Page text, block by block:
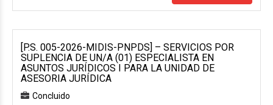
[P.S. 005-2026-MIDIS-PNPDS] – SERVICIOS POR
SUPLENCIA DE UN/A (01) ESPECIALISTA EN
ASUNTOS JURÍDICOS I PARA LA UNIDAD DE
ASESORIA JURÍDICA
Concluido